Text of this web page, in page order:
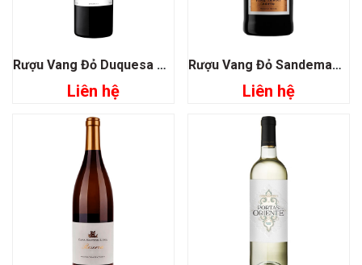
Rượu Vang Đỏ Duquesa Maria Reserva
Liên hệ
Rượu Vang Đỏ Sandeman Port Fine Tawny
Liên hệ